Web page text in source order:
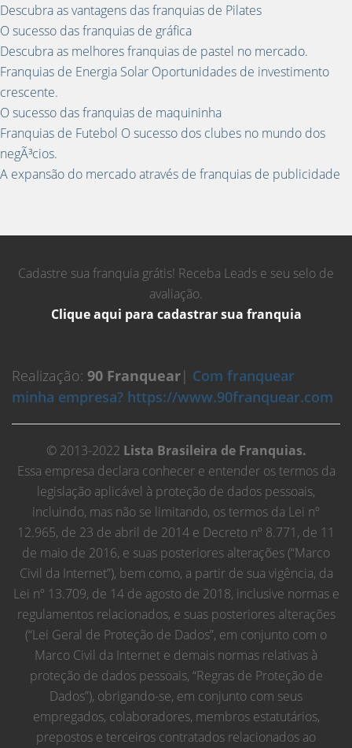
Descubra as vantagens das franquias de Pilates
O sucesso das franquias de gráfica
Descubra as melhores franquias de pastel no mercado.
Franquias de Energia Solar Oportunidades de investimento
crescente.
O sucesso das franquias de maquininha
Franquias de Futebol O sucesso dos clubes no mundo dos
negÃ³cios.
A expansão do mercado através de franquias de publicidade
Cadastre sua franquia grátis! Receba Leads e seu selo de
avaliação.
Clique aqui para cadastrar sua franquia
Realização: 90 Franquear| Com franquear
minha empresa? https://www.90franquear.com
© 2013-2022 Lista Brasileira de Franquias.
Essa empresa declara conhecer e entender os termos da
legislação aplicável à proteção de dados pessoais,
incluindo, mas não se limitando, os termos da Lei nº
12.965, de 23 de abril de 2014 e Decreto nº 8.771, de 11
de maio de 2016, e suas posteriores alterações (“Marco
Civil da Internet”), bem como, a partir de sua vigência, da
Lei nº 13.709, de 14 de agosto de 2018, inclusive normas e
regulamentos relacionados, e suas posteriores alterações
(“Lei Geral de Proteção de Dados”, em conjunto com o
Marco Civil da Internet e demais normas relativas à
proteção de dados pessoais, “Regras de Proteção de
Dados”), obrigando-se, em conjunto com seus
empregados, colaboradores, membros estatutários,
prepostos e terceiros contratados relacionados ao